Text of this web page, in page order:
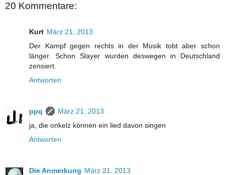
20 Kommentare:
Kurt März 21, 2013
Der Kampf gegen rechts in der Musik tobt aber schon
länger. Schon Slayer wurden deswegen in Deutschland
zensiert.
Antworten
ppq
März 21, 2013
ja, die onkelz können ein lied davon singen
Antworten
Die Anmerkung März 21, 2013